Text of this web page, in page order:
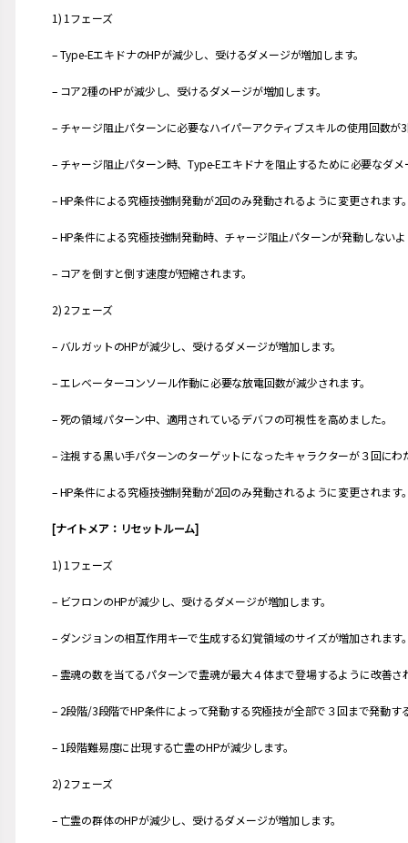
1) 1フェーズ
– Type-EエキドナのHPが減少し、受けるダメージが増加します。
– コア2種のHPが減少し、受けるダメージが増加します。
– チャージ阻止パターンに必要なハイパーアクティブスキルの使用回数が
– チャージ阻止パターン時、Type-Eエキドナを阻止するために必要なダ
– HP条件による究極技強制発動が2回のみ発動されるように変更されます
– HP条件による究極技強制発動時、チャージ阻止パターンが発動しない
– コアを倒すと倒す速度が短縮されます。
2) 2フェーズ
– バルガットのHPが減少し、受けるダメージが増加します。
– エレベーターコンソール作動に必要な放電回数が減少されます。
– 死の領域パターン中、適用されているデバフの可視性を高めました。
– 注視する黒い手パターンのターゲットになったキャラクターが３回に
– HP条件による究極技強制発動が2回のみ発動されるように変更されます
[ナイトメア：リセットルーム]
1) 1フェーズ
– ビフロンのHPが減少し、受けるダメージが増加します。
– ダンジョンの相互作用キーで生成する幻覚領域のサイズが増加されます
– 霊魂の数を当てるパターンで霊魂が最大４体まで登場するように改善さ
– 2段階/3段階でHP条件によって発動する究極技が全部で３回まで発動す
– 1段階難易度に出現する亡霊のHPが減少します。
2) 2フェーズ
– 亡霊の群体のHPが減少し、受けるダメージが増加します。